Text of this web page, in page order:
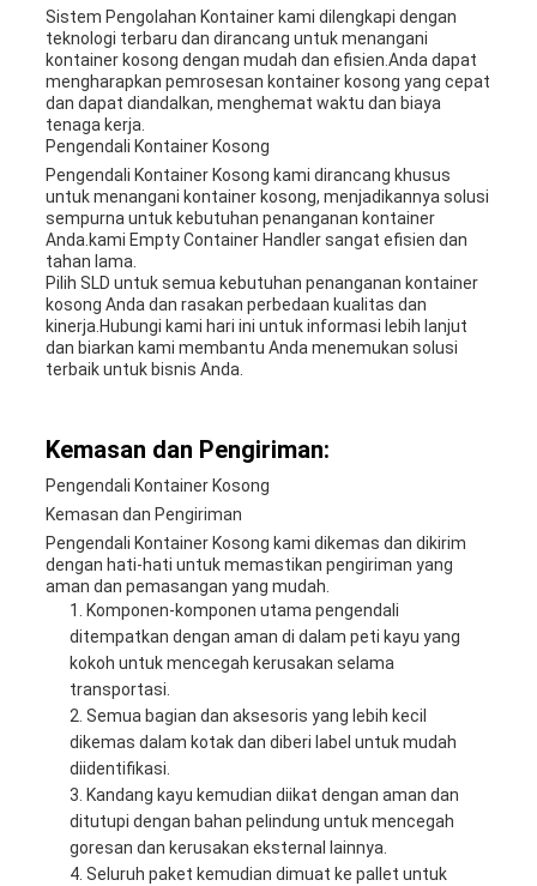
Sistem Pengolahan Kontainer kami dilengkapi dengan
teknologi terbaru dan dirancang untuk menangani
kontainer kosong dengan mudah dan efisien.Anda dapat
mengharapkan pemrosesan kontainer kosong yang cepat
dan dapat diandalkan, menghemat waktu dan biaya
tenaga kerja.
Pengendali Kontainer Kosong
Pengendali Kontainer Kosong kami dirancang khusus
untuk menangani kontainer kosong, menjadikannya solusi
sempurna untuk kebutuhan penanganan kontainer
Anda.kami Empty Container Handler sangat efisien dan
tahan lama.
Pilih SLD untuk semua kebutuhan penanganan kontainer
kosong Anda dan rasakan perbedaan kualitas dan
kinerja.Hubungi kami hari ini untuk informasi lebih lanjut
dan biarkan kami membantu Anda menemukan solusi
terbaik untuk bisnis Anda.
Kemasan dan Pengiriman:
Pengendali Kontainer Kosong
Kemasan dan Pengiriman
Pengendali Kontainer Kosong kami dikemas dan dikirim
dengan hati-hati untuk memastikan pengiriman yang
aman dan pemasangan yang mudah.
Komponen-komponen utama pengendali
ditempatkan dengan aman di dalam peti kayu yang
kokoh untuk mencegah kerusakan selama
transportasi.
Semua bagian dan aksesoris yang lebih kecil
dikemas dalam kotak dan diberi label untuk mudah
diidentifikasi.
Kandang kayu kemudian diikat dengan aman dan
ditutupi dengan bahan pelindung untuk mencegah
goresan dan kerusakan eksternal lainnya.
Seluruh paket kemudian dimuat ke pallet untuk